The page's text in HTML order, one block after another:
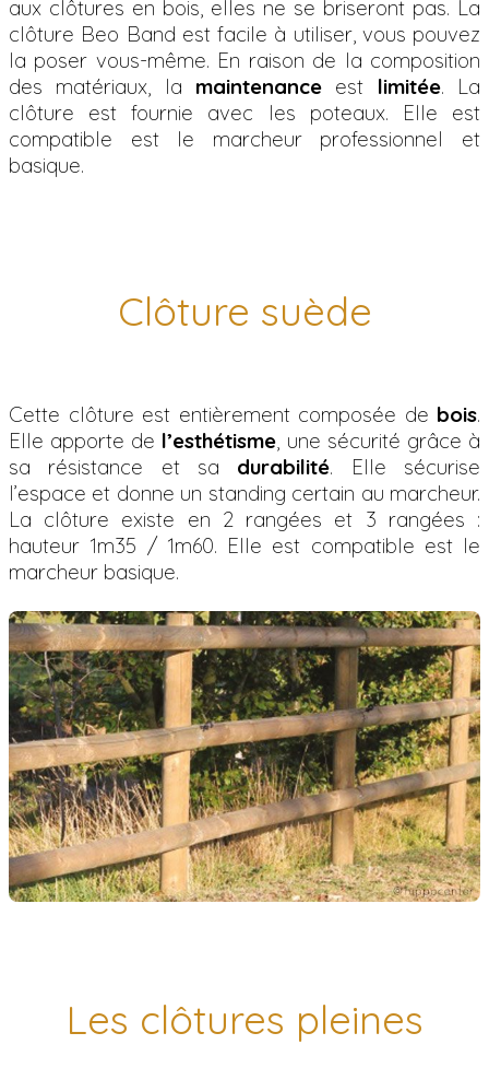
aux clôtures en bois, elles ne se briseront pas. La
clôture Beo Band est facile à utiliser, vous pouvez
la poser vous-même. En raison de la composition
des matériaux, la maintenance est limitée. La
clôture est fournie avec les poteaux. Elle est
compatible est le marcheur professionnel et
basique.
Clôture suède
Cette clôture est entièrement composée de bois.
Elle apporte de l’esthétisme, une sécurité grâce à
sa résistance et sa durabilité. Elle sécurise
l’espace et donne un standing certain au marcheur.
La clôture existe en 2 rangées et 3 rangées :
hauteur 1m35 / 1m60. Elle est compatible est le
marcheur basique.
Les clôtures pleines